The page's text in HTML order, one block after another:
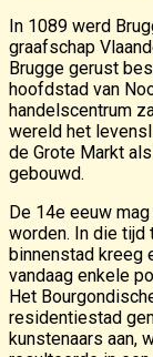
In 1089 werd
graafschap
Brugge gerust
hoofdstad van
handelscentrum
wereld het
de Grote Markt
gebouwd.
De 14e eeuw
worden. In die tijd
binnenstad kreeg
vandaag enkele
Het
residentiestad
kunstenaars aan,